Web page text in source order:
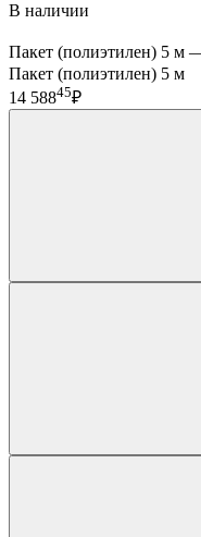
В наличии
Пакет (полиэтилен) 5 м
Пакет (полиэтилен) 5 м
14 58845₽